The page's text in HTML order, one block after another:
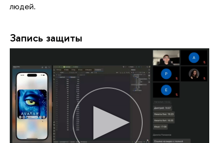
людей.
Запись защиты